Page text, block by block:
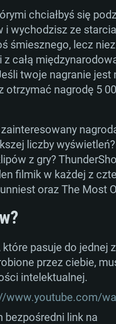
OS: Windows 10/
Procesor: Intel
Pamięć: 16 GB
Karta graficzna:
lub lepsza
Połączenie
Dysk twardy: 62.2
OS: Mac OS Big
Procesor: Intel
Pamięć: 8 GB
Karta graficzna:
Połączenie
Dysk twardy: 62.2
OS: Ubuntu 20.04
Procesor: Intel
Pamięć: 16 GB
Karta graficzna:
podobna od AMD
starsze niż 6
to 720p) ze
Połączenie
chciałbyś się
wychodzisz ze
śmiesznego, lecz
całą
twoje nagranie jest
nagrodę 5
liczby
z gry?
filmik w każdej z
oraz The Most
pasuje do jednej
przez ciebie,
intelektualnej.
www.youtube.com/
bezpośredni link na